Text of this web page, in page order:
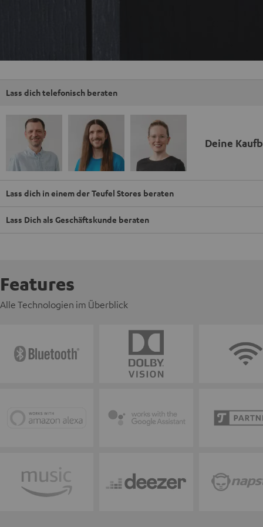
Lass dich telefonisch beraten
Deine
Lass dich in einem der Teufel Stores beraten
Lass Dich als Geschäftskunde beraten
Features
Alle Technologien im Überblick